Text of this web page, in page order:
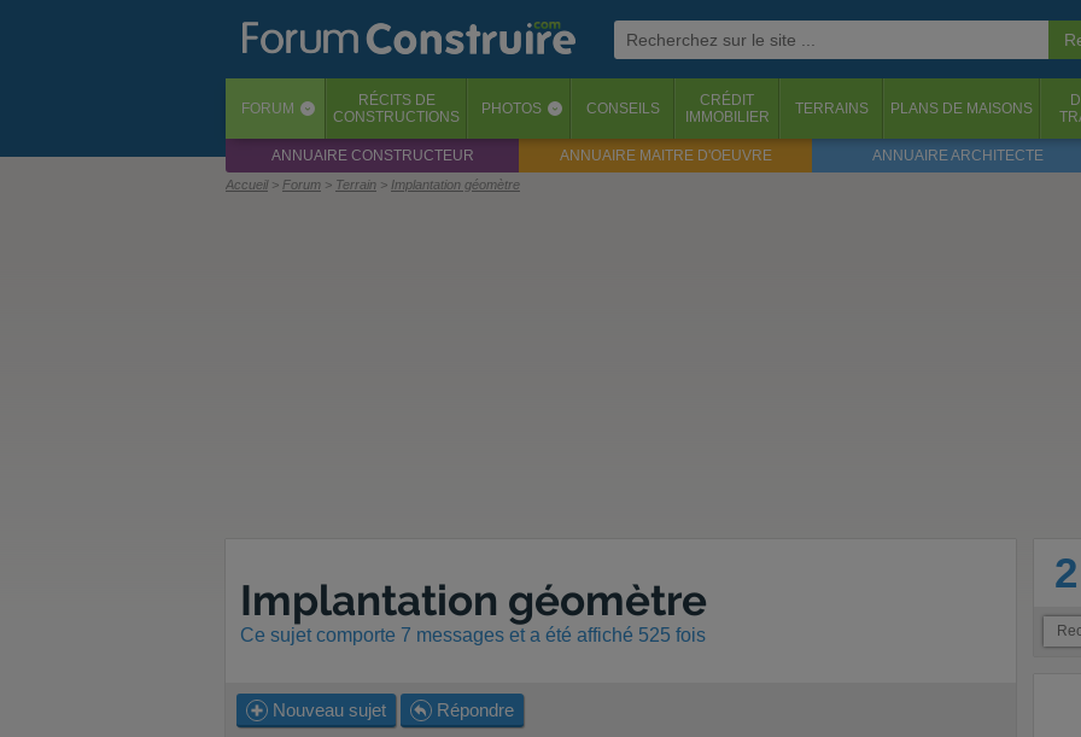
FORUM ‹ RÉCITS DE
CONSTRUCTIONS
PHOTOS ‹ CONSEILS
CRÉDIT
IMMOBILIER
TERRAINS PLANS DE MAISONS
ANNUAIRE CONSTRUCTEUR ANNUAIRE MAITRE D'OEUVRE ANNUAIRE ARCHITECTE
Accueil Forum Terrain Implantation géomètre
Implantation géomètre
Ce sujet comporte 7 messages et a été affiché 525 fois
Nouveau sujet Répondre
2